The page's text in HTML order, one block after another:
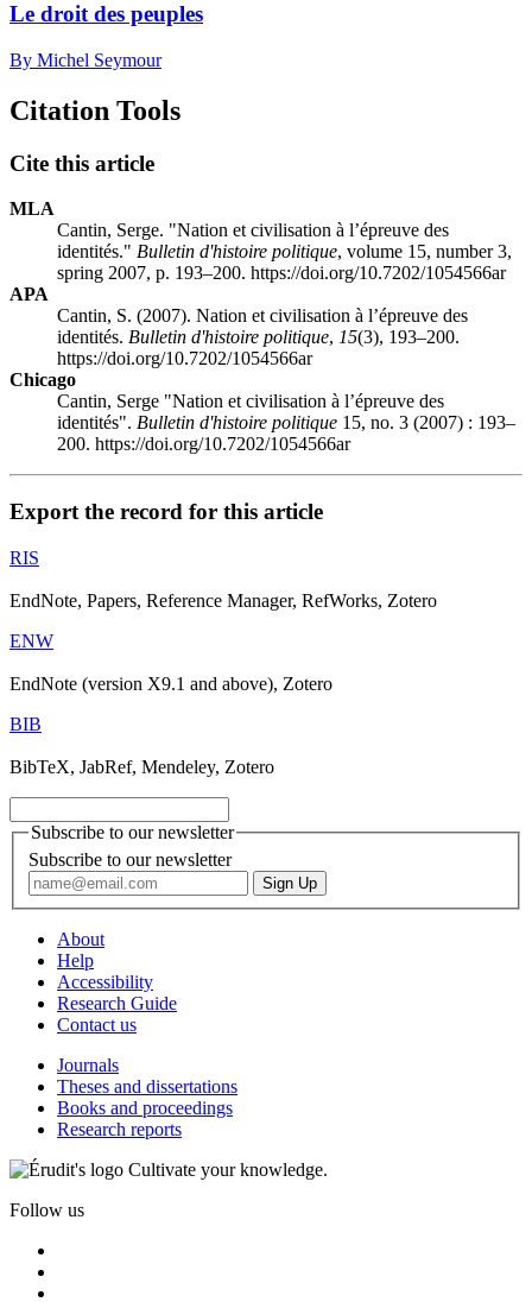
Le droit des peuples
By Michel Seymour
Citation Tools
Cite this article
MLA
Cantin, Serge. "Nation et civilisation à l’épreuve des
identités." Bulletin d'histoire politique, volume 15, number 3,
spring 2007, p. 193–200. https://doi.org/10.7202/1054566ar
APA
Cantin, S. (2007). Nation et civilisation à l’épreuve des
identités. Bulletin d'histoire politique, 15(3), 193–200.
https://doi.org/10.7202/1054566ar
Chicago
Cantin, Serge "Nation et civilisation à l’épreuve des
identités". Bulletin d'histoire politique 15, no. 3 (2007) : 193–
200. https://doi.org/10.7202/1054566ar
Export the record for this article
RIS
EndNote, Papers, Reference Manager, RefWorks, Zotero
ENW
EndNote (version X9.1 and above), Zotero
BIB
BibTeX, JabRef, Mendeley, Zotero
Subscribe to our newsletter
Subscribe to our newsletter
About
Help
Accessibility
Research Guide
Contact us
Journals
Theses and dissertations
Books and proceedings
Research reports
Cultivate your knowledge.
Follow us